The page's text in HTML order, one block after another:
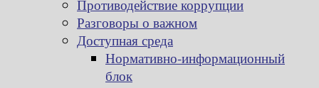
Противодействие коррупции
Разговоры о важном
Доступная среда
Нормативно-информационный
блок